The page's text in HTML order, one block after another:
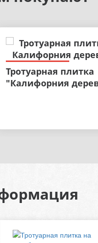
Тротуарная плитка
"Калифорния